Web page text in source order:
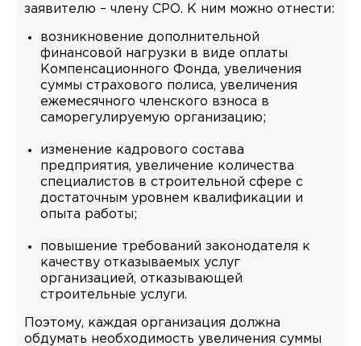
заявителю – члену СРО. К ним можно отнести:
возникновение дополнительной
финансовой нагрузки в виде оплаты
Компенсационного Фонда, увеличения
суммы страхового полиса, увеличения
ежемесячного членского взноса в
саморегулируемую организацию;
изменение кадрового состава
предприятия, увеличение количества
специалистов в строительной сфере с
достаточным уровнем квалификации и
опыта работы;
повышение требований законодателя к
качеству отказываемых услуг
организацией, отказывающей
строительные услуги.
Поэтому, каждая организация должна
обдумать необходимость увеличения суммы